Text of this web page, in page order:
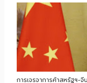
การเจรจาการค้าสหรัฐฯ-จี